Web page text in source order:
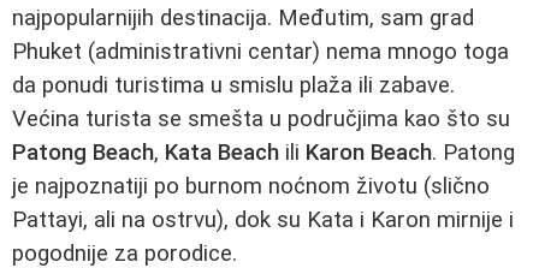
najpopularnijih destinacija. Međutim, sam grad
Phuket (administrativni centar) nema mnogo toga
da ponudi turistima u smislu plaža ili zabave.
Većina turista se smešta u područjima kao što su
Patong Beach, Kata Beach ili Karon Beach. Patong
je najpoznatiji po burnom noćnom životu (slično
Pattayi, ali na ostrvu), dok su Kata i Karon mirnije i
pogodnije za porodice.